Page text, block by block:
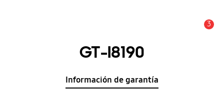
3
GT-I8190
Información de garantía